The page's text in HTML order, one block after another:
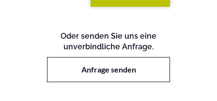
angeben)
(exkl.
Festplatten)
Menge
Oder senden Sie uns eine
unverbindliche Anfrage.
Anfrage senden